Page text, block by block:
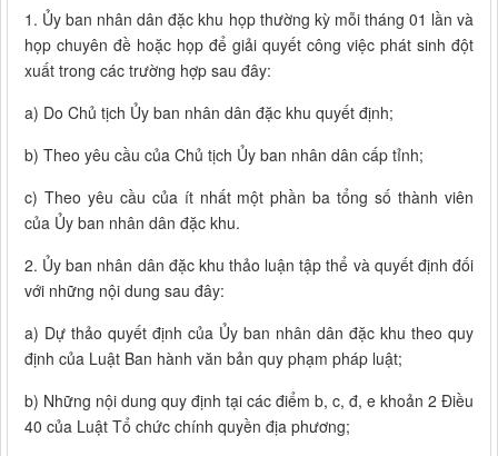
1. Ủy ban nhân dân đặc khu họp thường kỳ mỗi tháng 01 lần và
họp chuyên đề hoặc họp để giải quyết công việc phát sinh đột
xuất trong các trường hợp sau đây:
a) Do Chủ tịch Ủy ban nhân dân đặc khu quyết định;
b) Theo yêu cầu của Chủ tịch Ủy ban nhân dân cấp tỉnh;
c) Theo yêu cầu của ít nhất một phần ba tổng số thành viên
của Ủy ban nhân dân đặc khu.
2. Ủy ban nhân dân đặc khu thảo luận tập thể và quyết định đối
với những nội dung sau đây:
a) Dự thảo quyết định của Ủy ban nhân dân đặc khu theo quy
định của Luật Ban hành văn bản quy phạm pháp luật;
b) Những nội dung quy định tại các điểm b, c, đ, e khoản 2 Điều
40 của Luật Tổ chức chính quyền địa phương;